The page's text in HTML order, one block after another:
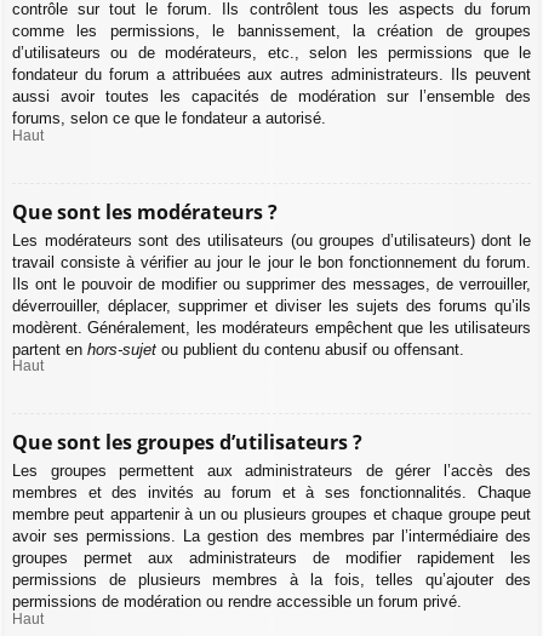
contrôle sur tout le forum. Ils contrôlent tous les aspects du forum
comme les permissions, le bannissement, la création de groupes
d’utilisateurs ou de modérateurs, etc., selon les permissions que le
fondateur du forum a attribuées aux autres administrateurs. Ils peuvent
aussi avoir toutes les capacités de modération sur l’ensemble des
forums, selon ce que le fondateur a autorisé.
Haut
Que sont les modérateurs ?
Les modérateurs sont des utilisateurs (ou groupes d’utilisateurs) dont le
travail consiste à vérifier au jour le jour le bon fonctionnement du forum.
Ils ont le pouvoir de modifier ou supprimer des messages, de verrouiller,
déverrouiller, déplacer, supprimer et diviser les sujets des forums qu’ils
modèrent. Généralement, les modérateurs empêchent que les utilisateurs
partent en hors-sujet ou publient du contenu abusif ou offensant.
Haut
Que sont les groupes d’utilisateurs ?
Les groupes permettent aux administrateurs de gérer l’accès des
membres et des invités au forum et à ses fonctionnalités. Chaque
membre peut appartenir à un ou plusieurs groupes et chaque groupe peut
avoir ses permissions. La gestion des membres par l’intermédiaire des
groupes permet aux administrateurs de modifier rapidement les
permissions de plusieurs membres à la fois, telles qu’ajouter des
permissions de modération ou rendre accessible un forum privé.
Haut